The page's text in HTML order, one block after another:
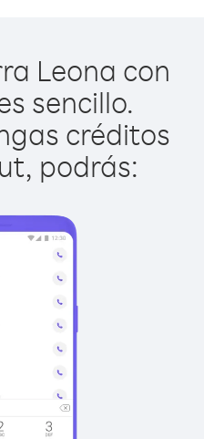
Leona con
sencillo.
créditos
podrás: